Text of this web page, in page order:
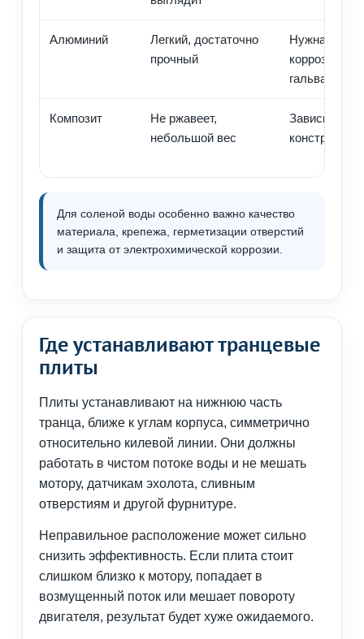
Алюминий
Легкий, достаточно
прочный
Нужна
коррозии и
Композит
Не ржавеет,
небольшой вес
Зависит от
конструкции
Для соленой воды особенно важно качество
материала, крепежа, герметизации отверстий
и защита от электрохимической коррозии.
Где устанавливают транцевые
плиты
Плиты устанавливают на нижнюю часть
транца, ближе к углам корпуса, симметрично
относительно килевой линии. Они должны
работать в чистом потоке воды и не мешать
мотору, датчикам эхолота, сливным
отверстиям и другой фурнитуре.
Неправильное расположение может сильно
снизить эффективность. Если плита стоит
слишком близко к мотору, попадает в
возмущенный поток или мешает повороту
двигателя, результат будет хуже ожидаемого.